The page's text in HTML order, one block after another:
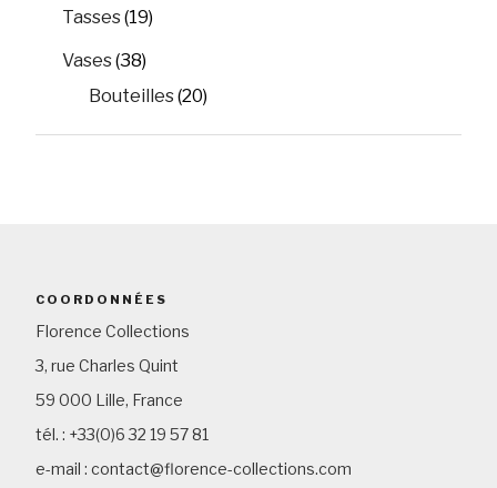
Tasses(19)
Vases(38)
Bouteilles(20)
COORDONNÉES
Florence Collections
3, rue Charles Quint
59 000 Lille, France
tél. : +33(0)6 32 19 57 81
e-mail : contact@florence-collections.com